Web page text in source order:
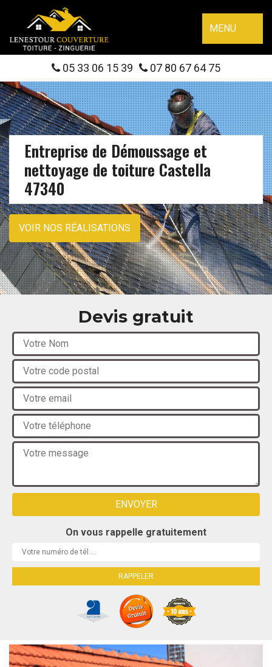
MENU
05 33 06 15 39 07 80 67 64 75
Entreprise de Démoussage et
nettoyage de toiture Castella
47340
VOIR NOS RÉALISATIONS
Devis gratuit
On vous rappelle gratuitement